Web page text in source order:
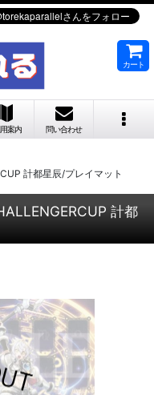
カート
案内 問い合わせ
計都星辰/プレイマット
計都